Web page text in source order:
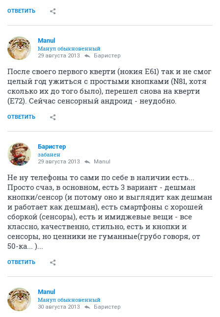
ОТВЕТИТЬ
Manul
Манул обыкновенный
29 августа 2013 Баристер
После своего первого кверти (нокия E61) так и не смог
целый год ужиться с простыми кнопками (N81, хотя
сколько их до того было), перешел снова на кверти
(E72). Сейчас сенсорный андроид - неудобно.
ОТВЕТИТЬ
Баристер
забанен
29 августа 2013 Manul
Не ну телефоны то сами по себе в наличии есть...
Просто счаз, в основном, есть 3 вариант - дешман
кнопки/сенсор (и потому оно и выглядит как дешман
и работает как дешман), есть смартфоны с хорошей
сборкой (сенсоры), есть и имиджевые вещи - все
классно, качественно, стильно, есть и кнопки и
сенсоры, но ценники не гуманные(грубо говоря, от
50-ка... )...
ОТВЕТИТЬ
Manul
Манул обыкновенный
30 августа 2013 Баристер